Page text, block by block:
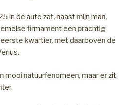
in de auto zat, naast mijn man,
firmament een prachtig
kwartier, met daarboven de
mooi natuurfenomeen, maar er zit